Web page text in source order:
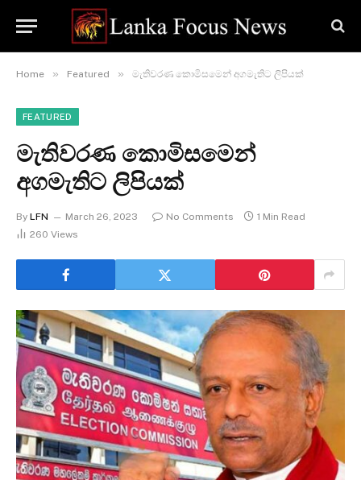
Home » Featured » මැතිවරණ කොමිසමෙන් අගමැතිට ලිපියක්
FEATURED
මැතිවරණ කොමිසමෙන්
අගමැතිට ලිපියක්
By LFN March 26, 2023 No Comments
1 Min Read
260 Views